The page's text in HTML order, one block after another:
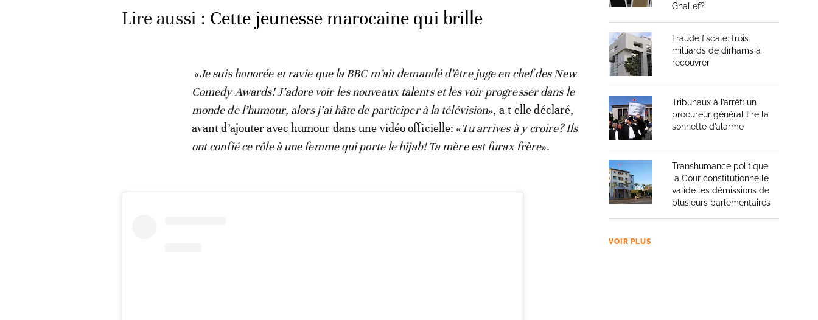
Lire aussi : Cette jeunesse marocaine qui brille
«Je suis honorée et ravie que la BBC m’ait demandé d’être juge en chef des New
Comedy Awards! J’adore voir les nouveaux talents et les voir progresser dans le
monde de l’humour, alors j’ai hâte de participer à la télévision», a-t-elle déclaré,
avant d’ajouter avec humour dans une vidéo officielle: «Tu arrives à y croire? Ils
ont confié ce rôle à une femme qui porte le hijab! Ta mère est furax frère».
Ghallef?
Fraude fiscale: trois
milliards de dirhams à
recouvrer
Tribunaux à l’arrêt: un
procureur général tire la
sonnette d’alarme
Transhumance politique:
la Cour constitutionnelle
valide les démissions de
plusieurs parlementaires
VOIR PLUS